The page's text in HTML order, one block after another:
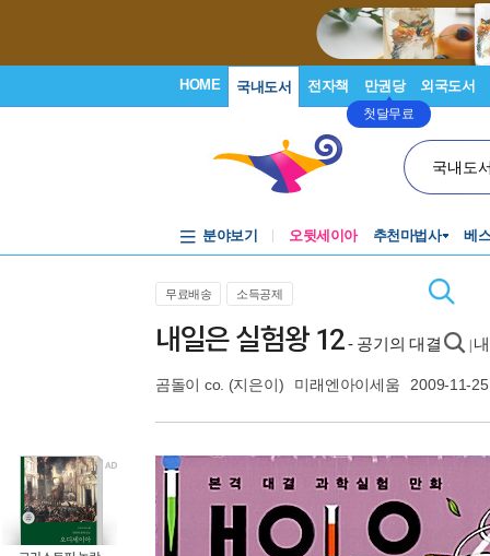
HOME 국내도서 전자책 만권당
첫달무료
외국도서
국내도
분야보기 오뒷세이아 추천마법사 베
무료배송 소득공제
내일은 실험왕 12- 공기의 대결
곰돌이 co. (지은이) 미래엔아이세움 2009-11-25